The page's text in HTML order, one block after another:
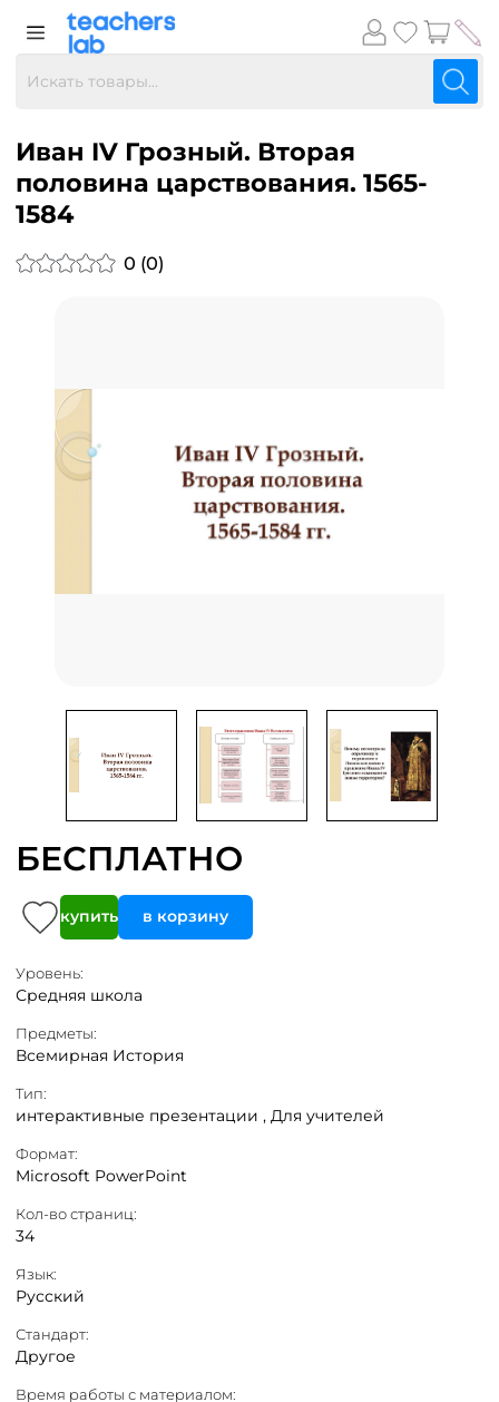
Иван IV Грозный. Вторая
половина царствования. 1565-
1584
0 (0)
БЕСПЛАТНО
купить в корзину
Уровень:
Средняя школа
Предметы:
Всемирная История
Тип:
интерактивные презентации , Для учителей
Формат:
Microsoft PowerPoint
Кол-во страниц:
34
Язык:
Русский
Стандарт:
Другое
Время работы с материалом: